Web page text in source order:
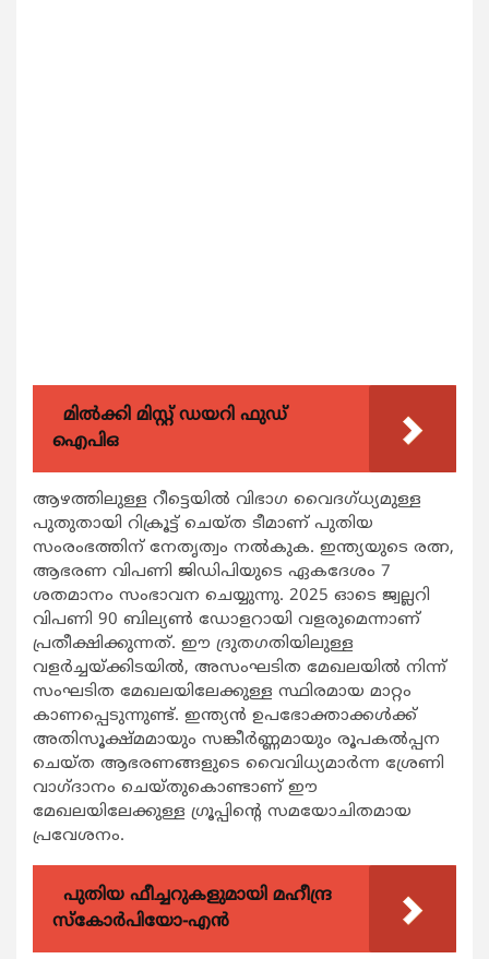
മിൽക്കി മിസ്റ്റ് ഡയറി ഫുഡ്
ഐപിഒ
ആഴത്തിലുള്ള റീട്ടെയിൽ വിഭാഗ വൈദഗ്ധ്യമുള്ള
പുതുതായി റിക്രൂട്ട് ചെയ്ത ടീമാണ് പുതിയ
സംരംഭത്തിന് നേതൃത്വം നല്‍കുക. ഇന്ത്യയുടെ രത്ന,
ആഭരണ വിപണി ജിഡിപിയുടെ ഏകദേശം 7
ശതമാനം സംഭാവന ചെയ്യുന്നു. 2025 ഓടെ ജ്വല്ലറി
വിപണി 90 ബില്യൺ ഡോളറായി വളരുമെന്നാണ്
പ്രതീക്ഷിക്കുന്നത്. ഈ ദ്രുതഗതിയിലുള്ള
വളർച്ചയ്ക്കിടയിൽ, അസംഘടിത മേഖലയിൽ നിന്ന്
സംഘടിത മേഖലയിലേക്കുള്ള സ്ഥിരമായ മാറ്റം
കാണപ്പെടുന്നുണ്ട്. ഇന്ത്യൻ ഉപഭോക്താക്കൾക്ക്
അതിസൂക്ഷ്മമായും സങ്കീർണ്ണമായും രൂപകൽപ്പന
ചെയ്‌ത ആഭരണങ്ങളുടെ വൈവിധ്യമാർന്ന ശ്രേണി
വാഗ്ദാനം ചെയ്തുകൊണ്ടാണ് ഈ
മേഖലയിലേക്കുള്ള ഗ്രൂപ്പിന്‍റെ സമയോചിതമായ
പ്രവേശനം.
പുതിയ ഫീച്ചറുകളുമായി മഹീന്ദ്ര
സ്കോർപിയോ-എൻ